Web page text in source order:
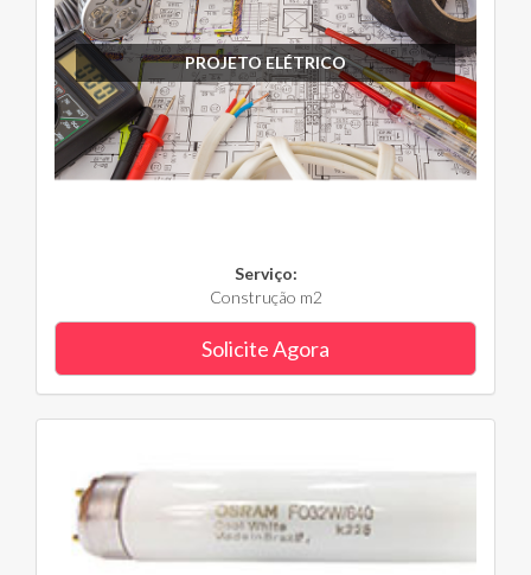
PROJETO ELÉTRICO
Serviço:
Construção m2
Solicite Agora